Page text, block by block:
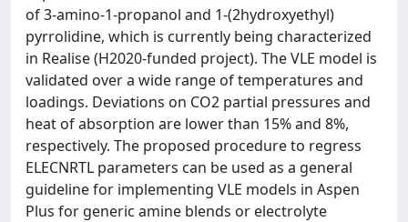
of 3-amino-1-propanol and 1-(2hydroxyethyl)
pyrrolidine, which is currently being characterized
in Realise (H2020-funded project). The VLE model is
validated over a wide range of temperatures and
loadings. Deviations on CO2 partial pressures and
heat of absorption are lower than 15% and 8%,
respectively. The proposed procedure to regress
ELECNRTL parameters can be used as a general
guideline for implementing VLE models in Aspen
Plus for generic amine blends or electrolyte